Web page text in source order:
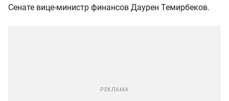
Сенате вице-министр финансов Даурен Темирбеков.